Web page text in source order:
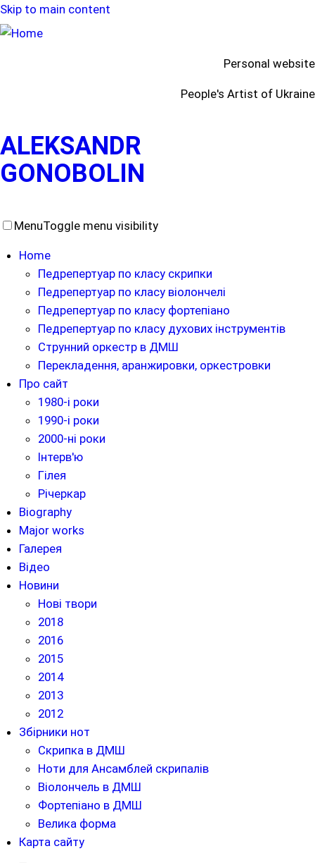
Skip to main content
Personal website
People's Artist of Ukraine
ALEKSANDR
GONOBOLIN
MenuToggle menu visibility
Home
Педрепертуар по класу скрипки
Педрепертуар по класу віолончелі
Педрепертуар по класу фортепіано
Педрепертуар по класу духових інструментів
Струнний оркестр в ДМШ
Перекладення, аранжировки, оркестровки
Про сайт
1980-і роки
1990-і роки
2000-ні роки
Інтерв'ю
Гілея
Річеркар
Biography
Major works
Галерея
Відео
Новини
Нові твори
2018
2016
2015
2014
2013
2012
Збірники нот
Скрипка в ДМШ
Ноти для Ансамблей скрипалів
Віолончель в ДМШ
Фортепіано в ДМШ
Велика форма
Карта сайту